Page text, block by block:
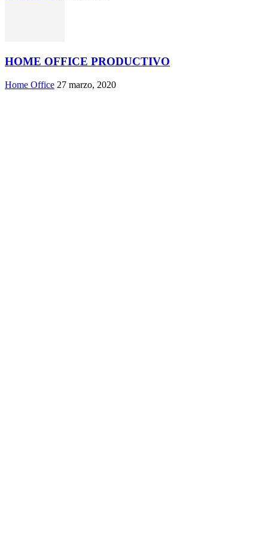
HOME OFFICE PRODUCTIVO
Home Office 27 marzo, 2020